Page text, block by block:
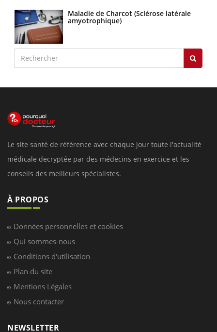
Maladie de Charcot (Sclérose latérale
amyotrophique)
Le site santé de référence avec chaque jour toute l'actualité
médicale decryptée par des médecins en exercice et les
conseils des meilleurs spécialistes.
À PROPOS
Données personnelles et cookies
Qui sommes-nous
Conditions d'utilisation
Plan du site
Mentions Légales
Nous contacter
NEWSLETTER